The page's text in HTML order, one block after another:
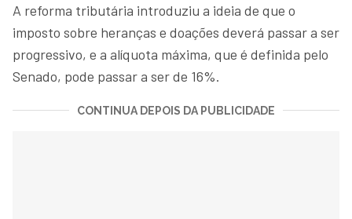
A reforma tributária introduziu a ideia de que o
imposto sobre heranças e doações deverá passar a ser
progressivo, e a alíquota máxima, que é definida pelo
Senado, pode passar a ser de 16%.
CONTINUA DEPOIS DA PUBLICIDADE